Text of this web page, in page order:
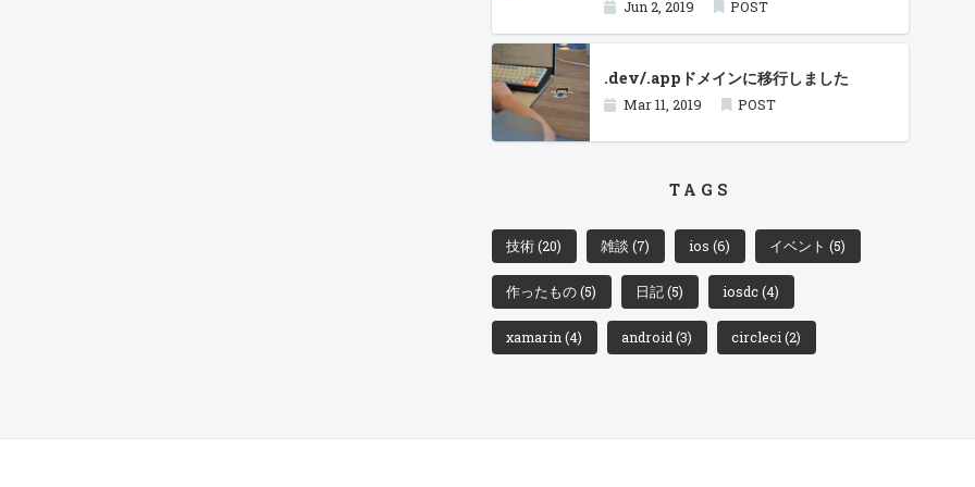
Jun 2, 2019 POST
.dev/.appドメインに移行しました
Mar 11, 2019 POST
TAGS
技術(20) 雑談(7) ios(6) イベント(5)
作ったもの(5) 日記(5) iosdc(4)
xamarin(4) android(3) circleci(2)